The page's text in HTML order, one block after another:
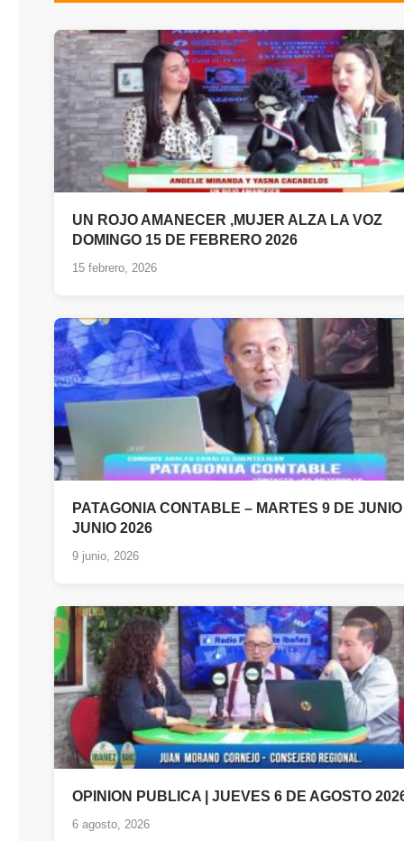
UN ROJO AMANECER ,MUJER ALZA LA VOZ
DOMINGO 15 DE FEBRERO 2026
15 febrero, 2026
PATAGONIA CONTABLE – MARTES 9 DE
JUNIO 2026
9 junio, 2026
OPINION PUBLICA | JUEVES 6 DE AGOSTO
6 agosto, 2026